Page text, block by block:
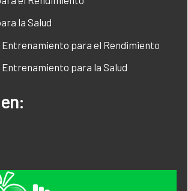
la Salud
para el Rendimiento
para la Salud